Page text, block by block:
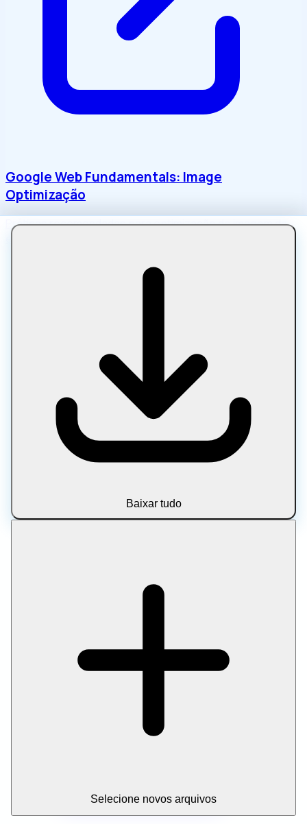
Baixar tudo
Selecione novos arquivos
Google Web Fundamentals: Image
Optimização
Práticas recomendadas para optimização de imagem da